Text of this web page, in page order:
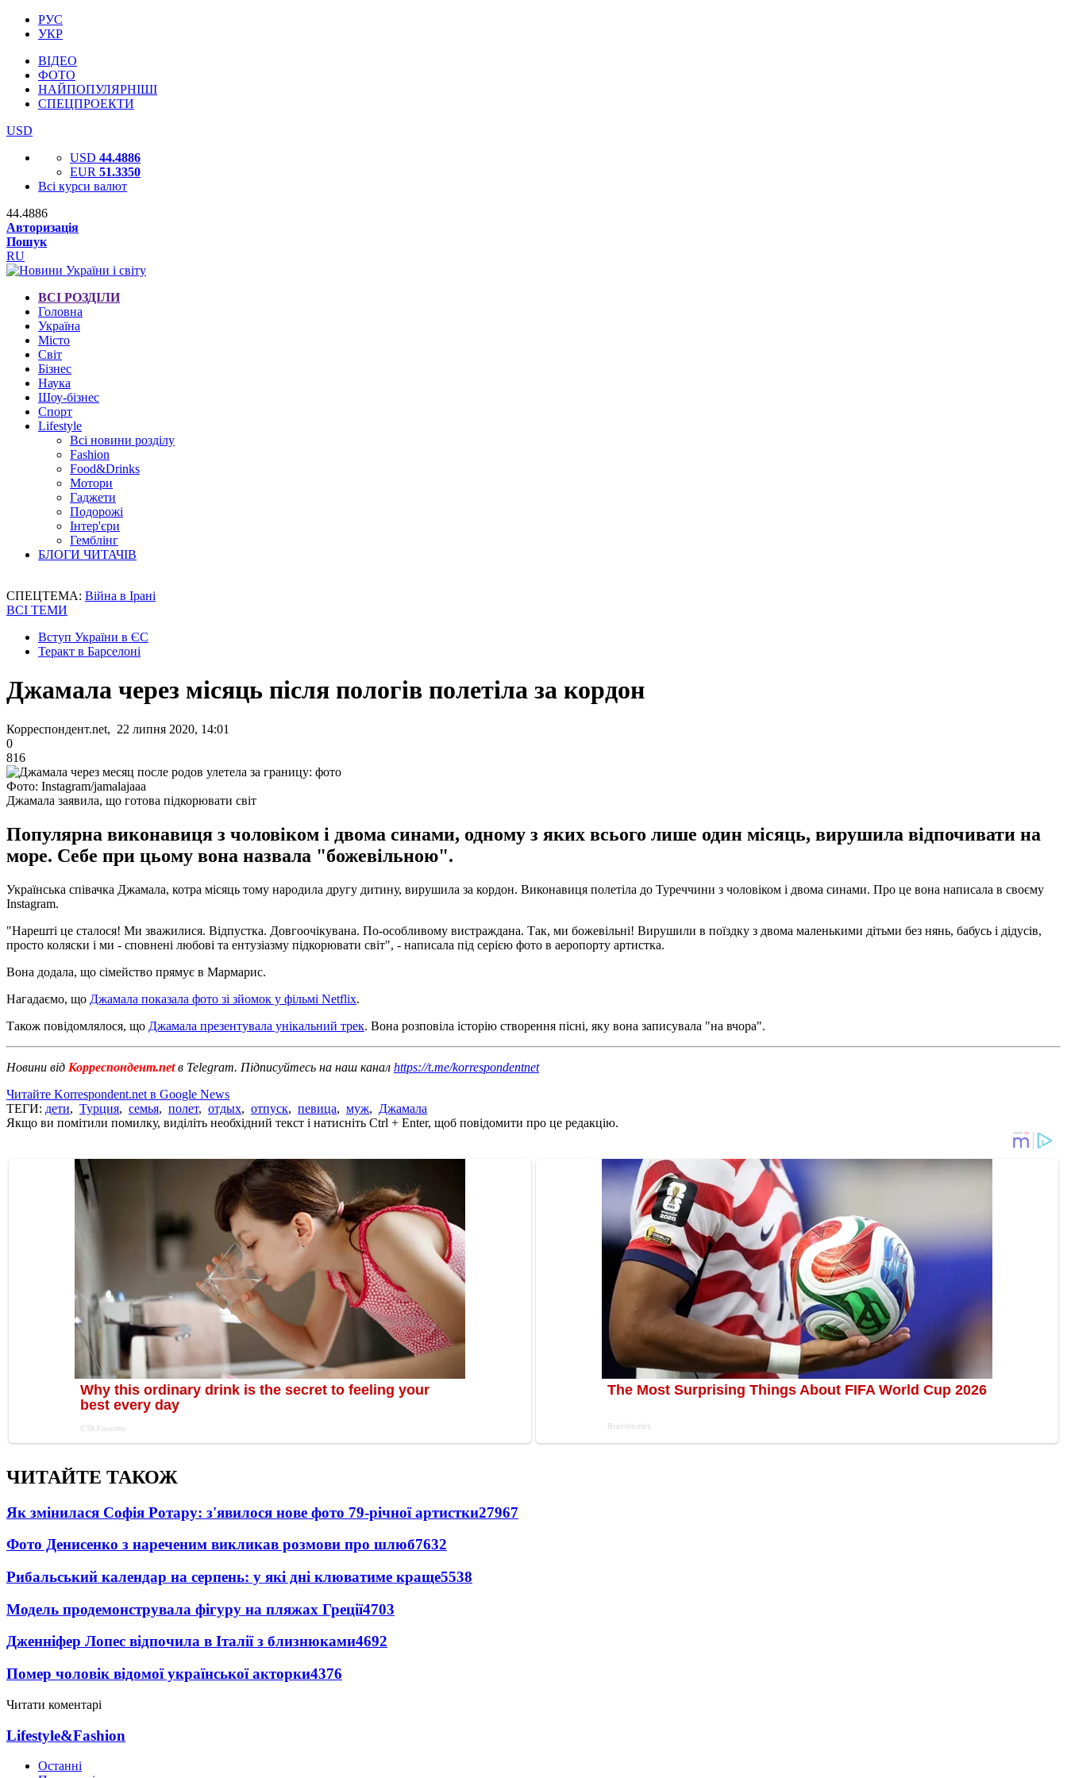
РУС
УКР
ВІДЕО
ФОТО
НАЙПОПУЛЯРНІШІ
СПЕЦПРОЕКТИ
USD
USD 44.4886
EUR 51.3350
Всі курси валют
44.4886
Авторизація
Пошук
RU
ВСІ РОЗДІЛИ
Головна
Україна
Місто
Світ
Бізнес
Наука
Шоу-бізнес
Спорт
Lifestyle
Всі новини розділу
Fashion
Food&Drinks
Мотори
Гаджети
Подорожі
Інтер'єри
Гемблінг
БЛОГИ ЧИТАЧІВ
СПЕЦТЕМА: Війна в Ірані
ВСІ ТЕМИ
Вступ України в ЄС
Теракт в Барселоні
Джамала через місяць після пологів полетіла за кордон
Корреспондент.net, 22 липня 2020, 14:01
0
816
Фото: Instagram/jamalajaaa
Джамала заявила, що готова підкорювати світ
Популярна виконавиця з чоловіком і двома синами, одному з яких всього лише один місяць, вирушила відпочивати на
море. Себе при цьому вона назвала "божевільною".
Українська співачка Джамала, котра місяць тому народила другу дитину, вирушила за кордон. Виконавиця полетіла до Туреччини з чоловіком і двома синами. Про це вона написала в своєму
Instagram.
"Нарешті це сталося! Ми зважилися. Відпустка. Довгоочікувана. По-особливому вистраждана. Так, ми божевільні! Вирушили в поїздку з двома маленькими дітьми без нянь, бабусь і дідусів,
просто коляски і ми - сповнені любові та ентузіазму підкорювати світ", - написала під серією фото в аеропорту артистка.
Вона додала, що сімейство прямує в Мармарис.
Нагадаємо, що Джамала показала фото зі зйомок у фільмі Netflix.
Також повідомлялося, що Джамала презентувала унікальний трек. Вона розповіла історію створення пісні, яку вона записувала "на вчора".
Новини від Корреспондент.netв Telegram. Підписуйтесь на наш канал https://t.me/korrespondentnet
Читайте Korrespondent.net в Google News
ТЕГИ: дети, Турция, семья, полет, отдых, отпуск, певица, муж, Джамала
Якщо ви помітили помилку, виділіть необхідний текст і натисніть Ctrl + Enter, щоб повідомити про це редакцію.
ЧИТАЙТЕ ТАКОЖ
Як змінилася Софія Ротару: з'явилося нове фото 79-річної артистки27967
Фото Денисенко з нареченим викликав розмови про шлюб7632
Рибальський календар на серпень: у які дні клюватиме краще5538
Модель продемонструвала фігуру на пляжах Греції4703
Дженніфер Лопес відпочила в Італії з близнюками4692
Помер чоловік відомої української акторки4376
Читати коментарі
Lifestyle&Fashion
Останні